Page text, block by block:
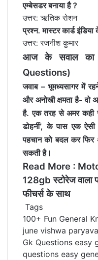
एम्बेसडर बनाया है ?
उत्तर: ऋतिक रोशन
प्रश्न. मास्टर कार्ड
उत्तर: रजनीश कुमार
आज के सवाल का
Questions)
जवाब – भूमध्यसागर में
और अनोखी क्षमता है- वो
है. एक तरह से अमर कही
डोहर्नी’, के पास एक
पहचान को बदल कर फिर
सकती है।
Read More :
128gb स्टोरेज वाला
फीचर्स के साथ
Tags
100+ Fun General
june vishwa
Gk Questions easy
questions easy